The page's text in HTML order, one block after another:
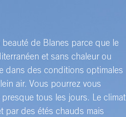
de Blanes parce que le
et sans chaleur ou
dans des conditions optimales
air. Vous pourrez vous
tous les jours. Le climat
par des étés chauds mais